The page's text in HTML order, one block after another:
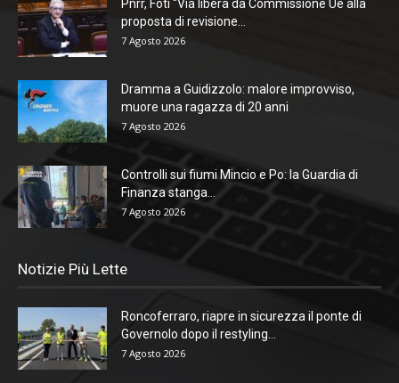
Pnrr, Foti “Via libera da Commissione Ue alla
proposta di revisione...
7 Agosto 2026
Dramma a Guidizzolo: malore improvviso,
muore una ragazza di 20 anni
7 Agosto 2026
Controlli sui fiumi Mincio e Po: la Guardia di
Finanza stanga...
7 Agosto 2026
Notizie Più Lette
Roncoferraro, riapre in sicurezza il ponte di
Governolo dopo il restyling...
7 Agosto 2026